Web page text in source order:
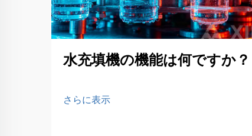
水充填機の機能は何ですか？
さらに表示